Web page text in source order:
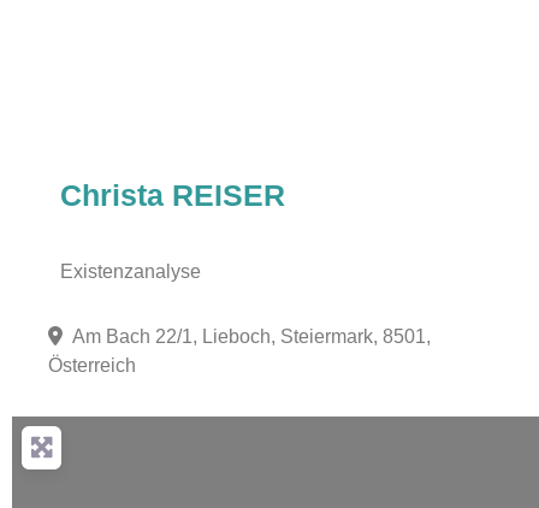
Christa REISER
Existenzanalyse
Am Bach 22/1, Lieboch, Steiermark, 8501,
Österreich